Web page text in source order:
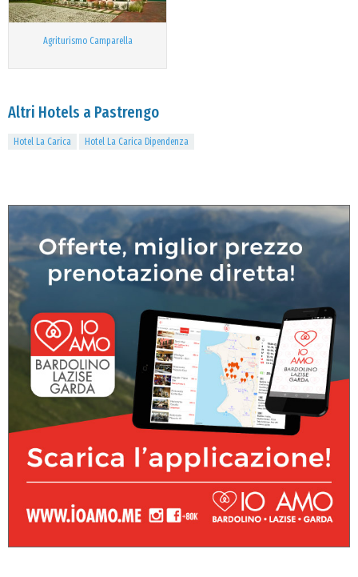
Agriturismo Camparella
Altri Hotels a Pastrengo
Hotel La Carica Hotel La Carica Dipendenza